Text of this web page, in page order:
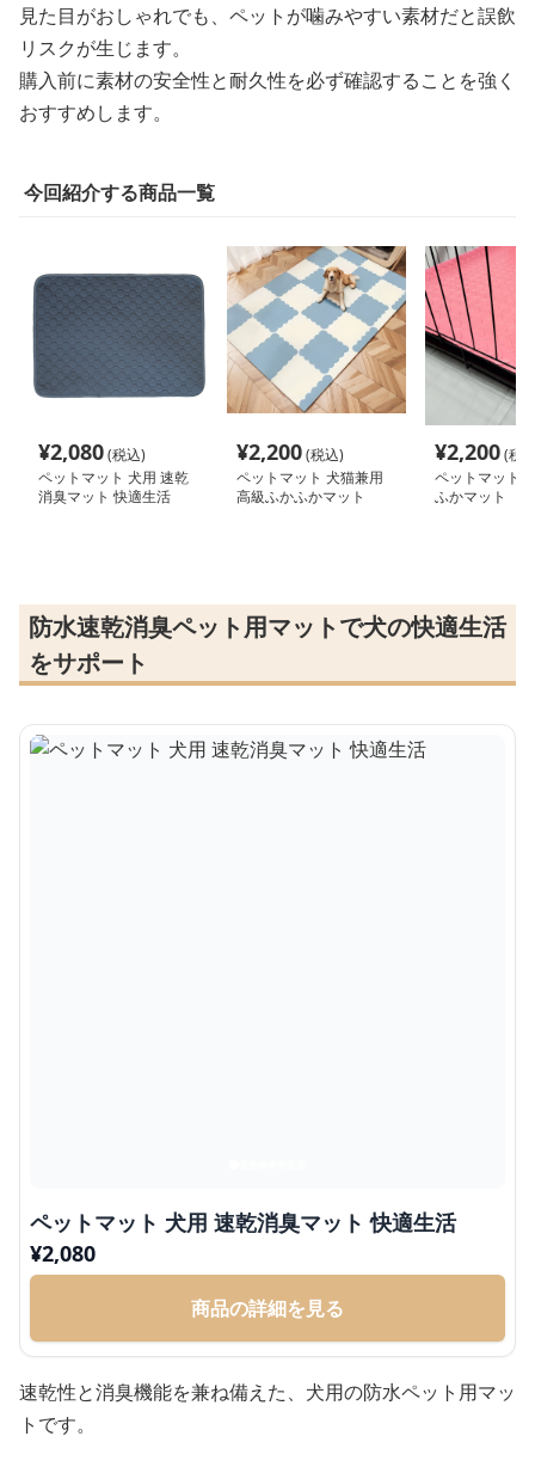
見た目がおしゃれでも、ペットが噛みやすい素材だと誤飲
リスクが生じます。
購入前に素材の安全性と耐久性を必ず確認することを強く
おすすめします。
今回紹介する商品一覧
¥2,080(税込)
ペットマット 犬用 速乾
消臭マット 快適生活
¥2,200(税込)
ペットマット 犬猫兼用
高級ふかふかマット
¥2,200(税
ペットマット
ふかマット
防水速乾消臭ペット用マットで犬の快適生活
をサポート
ペットマット 犬用 速乾消臭マット 快適生活
¥2,080
商品の詳細を見る
速乾性と消臭機能を兼ね備えた、犬用の防水ペット用マッ
トです。